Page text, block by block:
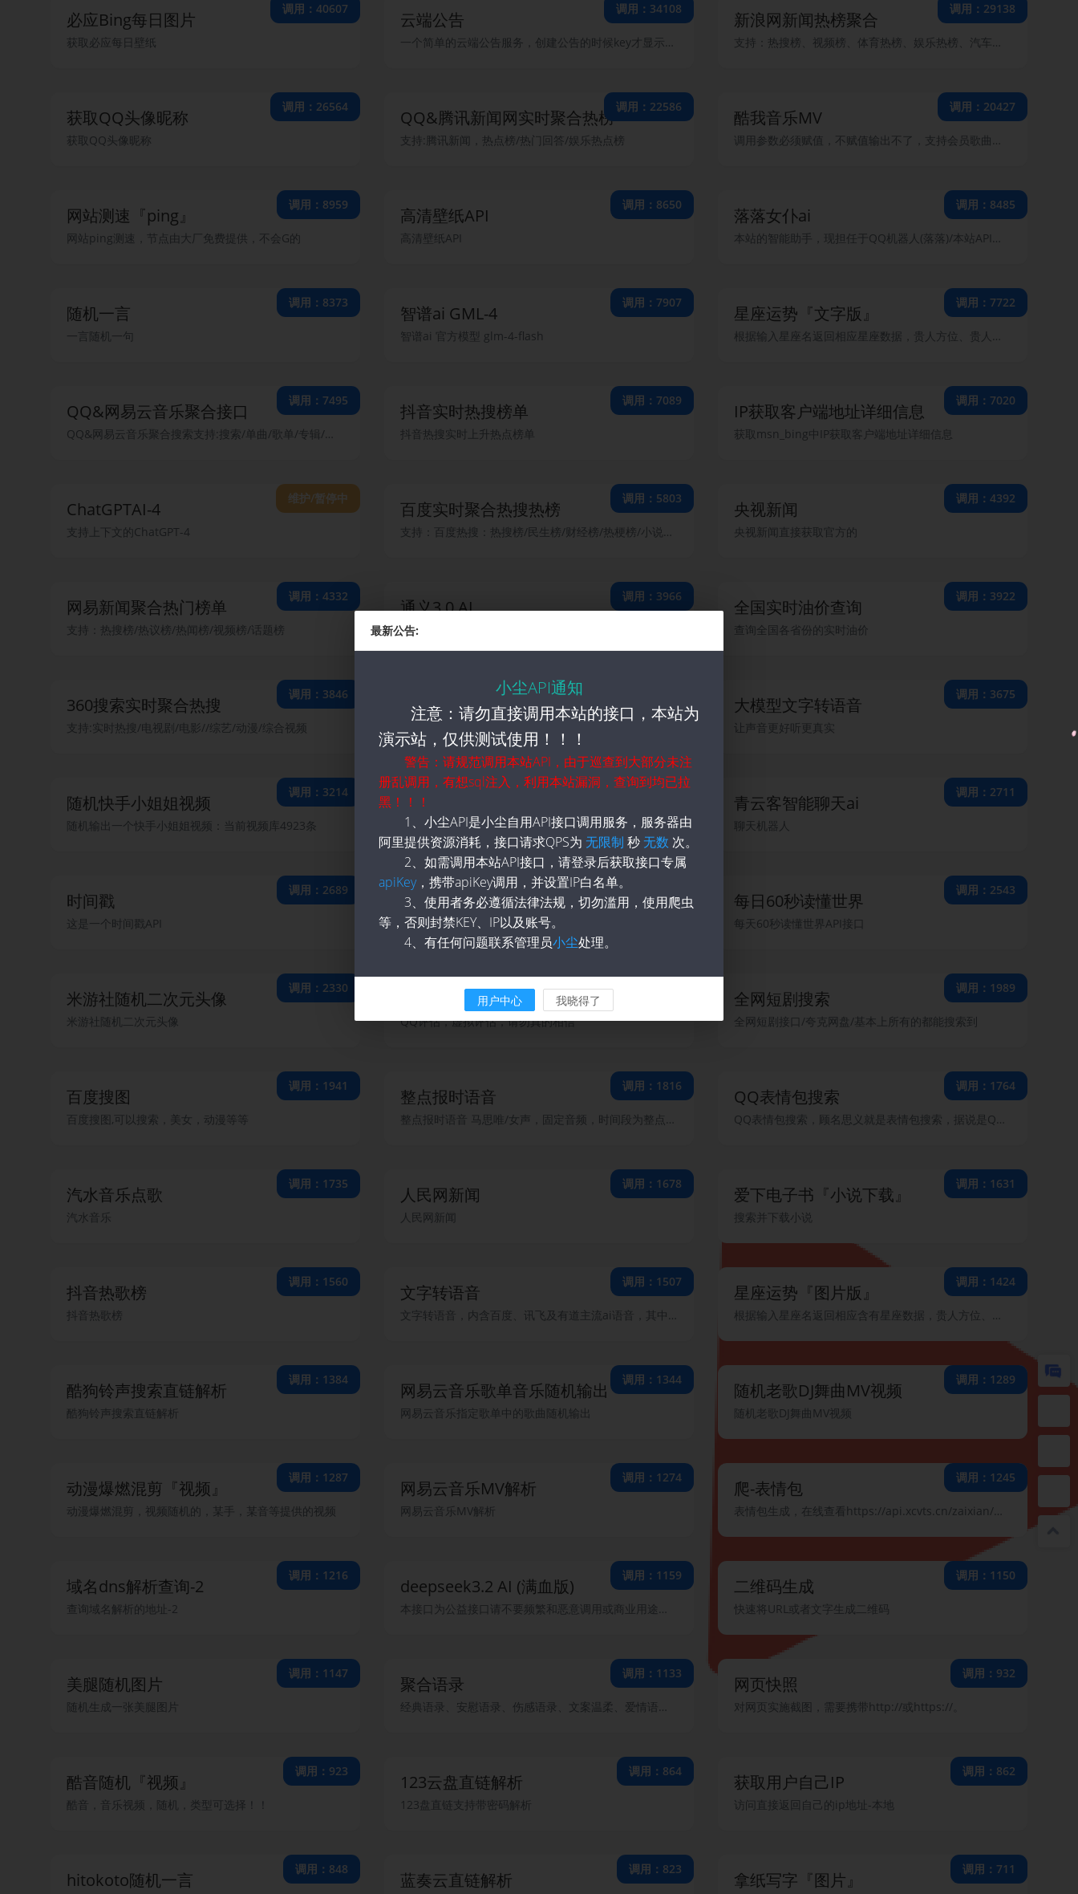
调用：40607
必应Bing每日图片
获取必应每日壁纸
调用：34108
云端公告
一个简单的云端公告服务，创建公告的时候key才显示一次，之后就不会显示了，Key和用户的key不同，请注意！
调用：29138
新浪网新闻热榜聚合
支持：热搜榜、视频榜、体育热榜、娱乐热榜、汽车热榜、育儿热榜、时尚热榜、AI热榜旅游热榜
调用：26564
获取QQ头像昵称
获取QQ头像昵称
调用：22586
QQ&腾讯新闻网实时聚合热榜
支持:腾讯新闻，热点榜/热门回答/娱乐热点榜
调用：20427
酷我音乐MV
调用参数必须赋值，不赋值输出不了，支持会员歌曲，不填音质的话，默认1080p画质，目前支持的画质有：MP4,MP4DB,MP4HV,MP4L,MP4UL,MV500,MV700,SMP4,SMP4BD,SMP4HV,SMP4L,SMP4UL
调用：8959
网站测速『ping』
网站ping测速，节点由大厂免费提供，不会G的
调用：8650
高清壁纸API
高清壁纸API
调用：8485
落落女仆ai
本站的智能助手，现担任于QQ机器人(落落)/本站API解说员/小尘的专用女仆-据说模型用的是大厂的
调用：8373
随机一言
一言随机一句
调用：7907
智谱ai GML-4
智谱ai 官方模型 glm-4-flash
调用：7722
星座运势『文字版』
根据输入星座名返回相应星座数据，贵人方位、贵人星座、幸运数字、幸运颜色、爱情运势等信息。
调用：7495
QQ&网易云音乐聚合接口
QQ&网易云音乐聚合搜索支持:搜索/单曲/歌单/专辑/歌手/搜索
调用：7089
抖音实时热搜榜单
抖音热搜实时上升热点榜单
调用：7020
IP获取客户端地址详细信息
获取msn_bing中IP获取客户端地址详细信息
维护/暂停中
ChatGPTAI-4
支持上下文的ChatGPT-4
调用：5803
百度实时聚合热搜热榜
支持：百度热搜：热搜榜/民生榜/财经榜/热梗榜/小说榜/电影榜//电视剧榜/汽车榜/游戏榜
调用：4392
央视新闻
央视新闻直接获取官方的
调用：4332
网易新闻聚合热门榜单
支持：热搜榜/热议榜/热闻榜/视频榜/话题榜
调用：3966
通义3.0 AI
调用：3922
全国实时油价查询
查询全国各省份的实时油价
调用：3846
360搜索实时聚合热搜
支持:实时热搜/电视剧/电影//综艺/动漫/综合视频
ICP域名备案查询-2
调用：3675
大模型文字转语音
让声音更好听更真实
调用：3214
随机快手小姐姐视频
随机输出一个快手小姐姐视频：当前视频库4923条
调用：2932
手机号码归属地及标记查询
手机号码归属地及标记查询
调用：2711
青云客智能聊天ai
聊天机器人
调用：2689
时间戳
这是一个时间戳API
DeepSeek AI『联网版』
调用：2543
每日60秒读懂世界
每天60秒读懂世界API接口
调用：2330
米游社随机二次元头像
米游社随机二次元头像
QQ评估『图片版』
QQ评估，虚拟评估，请勿真的相信
调用：1989
全网短剧搜索
全网短剧接口/夸克网盘/基本上所有的都能搜索到
调用：1941
百度搜图
百度搜图,可以搜索，美女，动漫等等
调用：1816
整点报时语音
整点报时语音 马思唯/女声，固定音频，时间段为整点-本地
调用：1764
QQ表情包搜索
QQ表情包搜索，顾名思义就是表情包搜索，据说是QQ官方的！！
调用：1735
汽水音乐点歌
汽水音乐
调用：1678
人民网新闻
人民网新闻
调用：1631
爱下电子书『小说下载』
搜索并下载小说
调用：1560
抖音热歌榜
抖音热歌榜
调用：1507
文字转语音
文字转语音，内含百度、讯飞及有道主流ai语音，其中百度拥有付费级音库，讯飞拥有20种音源可供选择。（语音生成文件仅保留一周)
调用：1424
星座运势『图片版』
根据输入星座名返回相应含有星座数据，贵人方位、贵人星座、幸运数字、幸运颜色、爱情运势等信息的图片。
调用：1384
酷狗铃声搜索直链解析
酷狗铃声搜索直链解析
调用：1344
网易云音乐歌单音乐随机输出
网易云音乐指定歌单中的歌曲随机输出
调用：1289
随机老歌DJ舞曲MV视频
随机老歌DJ舞曲MV视频
调用：1287
动漫爆燃混剪『视频』
动漫爆燃混剪，视频随机的，某手，某音等提供的视频
调用：1274
网易云音乐MV解析
网易云音乐MV解析
调用：1245
爬-表情包
表情包生成，在线查看https://api.xcvts.cn/zaixian/moe numble参数的值可以去网页版查看 不填表示随机,1~92个图片ID,1就代表图片1的ID-本地
调用：1216
域名dns解析查询-2
查询域名解析的地址-2
调用：1159
deepseek3.2 AI (满血版)
本接口为公益接口请不要频繁和恶意调用或商业用途，发现直接拉黑设备和IP和key，本接口支持opai标准格式！
调用：1150
二维码生成
快速将URL或者文字生成二维码
调用：1147
美腿随机图片
随机生成一张美腿图片
调用：1133
聚合语录
经典语录、安慰语录、伤感语录、文案温柔、爱情语录、英汉语录、趣味笑话、人生话语、社会语录、网易语录、舔狗日记、毒鸡汤、QQ签名、诗词情话、骚话、我在人间凑数的日子，涵盖范围广。
调用：932
网页快照
对网页实施截图，需要携带http://或https://。
调用：923
酷音随机『视频』
酷音，音乐视频，随机，类型可选择！！
调用：864
123云盘直链解析
123盘直链支持带密码解析
调用：862
获取用户自己IP
访问直接返回自己的ip地址-本地
调用：848
hitokoto随机一言
调用：823
蓝奏云直链解析
调用：711
拿纸写字『图片』
最新公告:
小尘API通知
注意：请勿直接调用本站的接口，本站为
演示站，仅供测试使用！！！
警告：请规范调用本站API，由于巡查到大部分未注
册乱调用，有想sql注入，利用本站漏洞，查询到均已拉
黑！！！
1、小尘API是小尘自用API接口调用服务，服务器由
阿里提供资源消耗，接口请求QPS为 无限制 秒无数 次。
2、如需调用本站API接口，请登录后获取接口专属
apiKey，携带apiKey调用，并设置IP白名单。
3、使用者务必遵循法律法规，切勿滥用，使用爬虫
等，否则封禁KEY、IP以及账号。
4、有任何问题联系管理员小尘处理。
用户中心 我晓得了